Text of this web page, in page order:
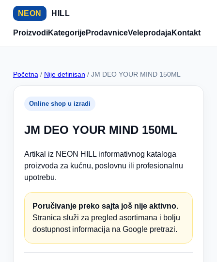
NEON HILL
ProizvodiKategorijeProdavniceVeleprodajaKontakt
Početna / Nije definisan / JM DEO YOUR MIND 150ML
Online shop u izradi
JM DEO YOUR MIND 150ML
Artikal iz NEON HILL informativnog kataloga
proizvoda za kućnu, poslovnu ili profesionalnu
upotrebu.
Poručivanje preko sajta još nije aktivno.
Stranica služi za pregled asortimana i bolju
dostupnost informacija na Google pretrazi.